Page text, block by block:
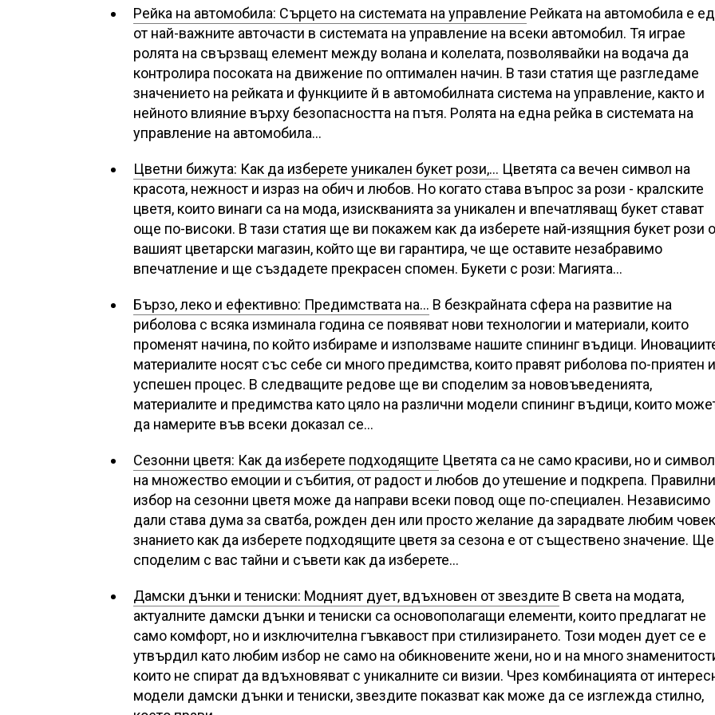
Рейка на автомобила: Сърцето на системата на управление Рейката на автомобила е
от най-важните авточасти в системата на управление на всеки автомобил. Тя играе
ролята на свързващ елемент между волана и колелата, позволявайки на водача да
контролира посоката на движение по оптимален начин. В тази статия ще разгледаме
значението на рейката и функциите й в автомобилната система на управление, както и
нейното влияние върху безопасността на пътя. Ролята на една рейка в системата на
управление на автомобила…
Цветни бижута: Как да изберете уникален букет рози,… Цветята са вечен символ на
красота, нежност и израз на обич и любов. Но когато става въпрос за рози - кралските
цветя, които винаги са на мода, изискванията за уникален и впечатляващ букет стават
още по-високи. В тази статия ще ви покажем как да изберете най-изящния букет рози
вашият цветарски магазин, който ще ви гарантира, че ще оставите незабравимо
впечатление и ще създадете прекрасен спомен. Букети с рози: Магията…
Бързо, леко и ефективно: Предимствата на… В безкрайната сфера на развитие на
риболова с всяка изминала година се появяват нови технологии и материали, които
променят начина, по който избираме и използваме нашите спининг въдици.
материалите носят със себе си много предимства, които правят риболова по-приятен и
успешен процес. В следващите редове ще ви споделим за нововъведенията,
материалите и предимства като цяло на различни модели спининг въдици, които
да намерите във всеки доказал се…
Сезонни цветя: Как да изберете подходящите Цветята са не само красиви, но и символ
на множество емоции и събития, от радост и любов до утешение и подкрепа.
избор на сезонни цветя може да направи всеки повод още по-специален. Независимо
дали става дума за сватба, рожден ден или просто желание да зарадвате любим
знанието как да изберете подходящите цветя за сезона е от съществено значение. Ще
споделим с вас тайни и съвети как да изберете…
Дамски дънки и тениски: Модният дует, вдъхновен от звездите В света на модата,
актуалните дамски дънки и тениски са основополагащи елементи, които предлагат не
само комфорт, но и изключителна гъвкавост при стилизирането. Този моден дует се е
утвърдил като любим избор не само на обикновените жени, но и на много
които не спират да вдъхновяват с уникалните си визии. Чрез комбинацията от
модели дамски дънки и тениски, звездите показват как може да се изглежда стилно,